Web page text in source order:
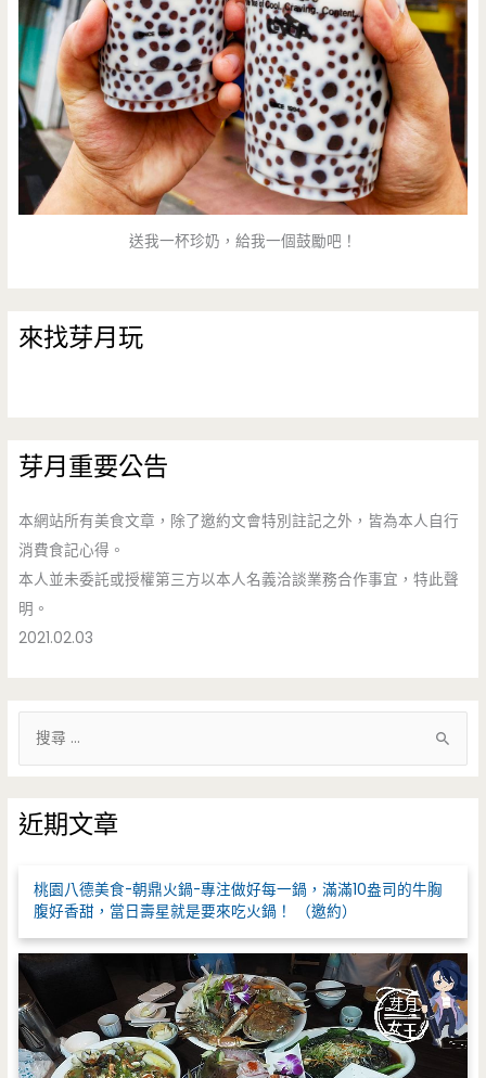
送我一杯珍奶，給我一個鼓勵吧！
來找芽月玩
芽月重要公告
本網站所有美食文章，除了邀約文會特別註記之外，皆為本人自行
消費食記心得。
本人並未委託或授權第三方以本人名義洽談業務合作事宜，特此聲
明。
2021.02.03
鍵
字
近期文章
桃園八德美食-朝鼎火鍋-專注做好每一鍋，滿滿10盎司的牛胸
腹好香甜，當日壽星就是要來吃火鍋！ （邀約）